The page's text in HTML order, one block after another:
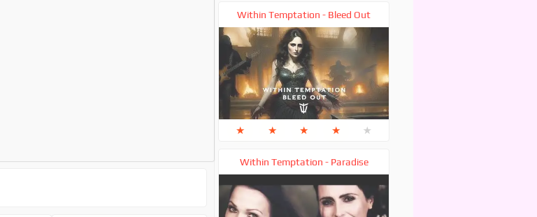
Within Temptation - Bleed Out
★ ★ ★ ★ ★
Within Temptation - Paradise